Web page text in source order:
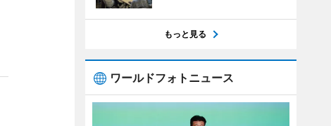
もっと見る
ワールドフォトニュース